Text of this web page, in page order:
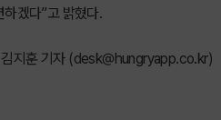
겠다”고 밝혔다.
김지훈 기자 (desk@hungryapp.co.kr)